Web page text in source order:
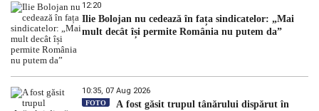
12:20
Ilie Bolojan nu cedează în fața sindicatelor: „Mai
mult decât își permite România nu putem da”
10:35, 07 Aug 2026
FOTO
A fost găsit trupul tânărului dispărut în